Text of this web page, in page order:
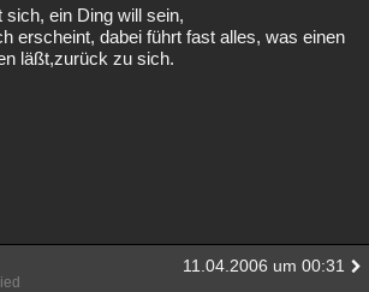
sich, ein Ding will sein,
erscheint, dabei führt fast alles, was einen
läßt,zurück zu sich.
11.04.2006 um 00:31